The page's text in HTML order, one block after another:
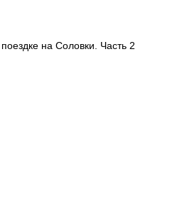
на Соловки. Часть 2